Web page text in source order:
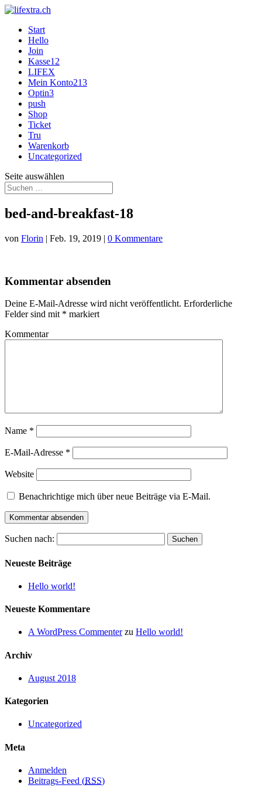
Start
Hello
Join
Kasse12
LIFEX
Mein Konto213
Optin3
push
Shop
Ticket
Tru
Warenkorb
Uncategorized
Seite auswählen
bed-and-breakfast-18
von Florin | Feb. 19, 2019 | 0 Kommentare
Kommentar absenden
Deine E-Mail-Adresse wird nicht veröffentlicht. Erforderliche
Felder sind mit * markiert
Kommentar
Name *
E-Mail-Adresse *
Website
Benachrichtige mich über neue Beiträge via E-Mail.
Suchen nach:
Neueste Beiträge
Hello world!
Neueste Kommentare
A WordPress Commenterzu Hello world!
Archiv
August 2018
Kategorien
Uncategorized
Meta
Anmelden
Beitrags-Feed (RSS)